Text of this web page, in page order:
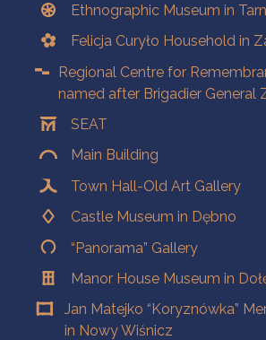
Ethnographic Museum in
Felicja Curyło Household in
Regional Centre for
named after Brigadier General
SEAT
Main Building
Town Hall-Old Art Gallery
Castle Museum in Dębno
“Panorama” Gallery
Manor House Museum in
Jan Matejko “Koryznówka”
in Nowy Wiśnicz